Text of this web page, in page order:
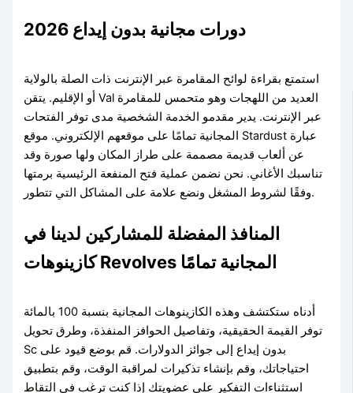
دورات مجانية بدون إيداع 2026
استمتع بقراءة لوائح المقامرة عبر الإنترنت ذات الصلة بالولاية
أو الإقليم. يتقن Val العديد من اللهجات وهو متحمس للمقامرة
عبر الإنترنت. يدير مقدمو الخدمة الشخصية مدى توفر الفتحات
المجانية تمامًا على موقعهم الإلكتروني. موقع Stardust عبارة
عن ألعاب قديمة مصممة على طراز المكان ولها صورة وقد
تناسبك الأغاني. نحن نضمن عملية فتح المنفعة الرئيسية برمتها
وفقًا لشروط المشغل ونضع علامة على المشاكل التي تتطور.
المنافذ المفضلة للمشاركين لدينا في
كازينوهات Revolves المجانية تمامًا
أدناه ستكتشف وهذه الكازينوهات المجانية بنسبة 100 بالمائة
توفر القيمة الحقيقية، وتفاصيل الحوافز المنفذة، وطرق تحويل
Sc بدون إيداع إلى جوائز الدولارات. قم بوضع قيود على
احتياجاتك، وقم بإنشاء تذكيرات لمراقبة الوقت، وقم بتطبيق
استثناءات التفكير على عضويتك إذا كنت ترغب في التقاط